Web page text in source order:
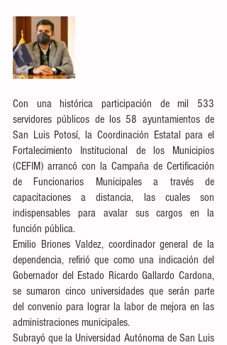
Con una histórica participación de mil 533
servidores públicos de los 58 ayuntamientos de
San Luis Potosí, la Coordinación Estatal para el
Fortalecimiento Institucional de los Municipios
(CEFIM) arrancó con la Campaña de Certificación
de Funcionarios Municipales a través de
capacitaciones a distancia, las cuales son
indispensables para avalar sus cargos en la
función pública.
Emilio Briones Valdez, coordinador general de la
dependencia, refirió que como una indicación del
Gobernador del Estado Ricardo Gallardo Cardona,
se sumaron cinco universidades que serán parte
del convenio para lograr la labor de mejora en las
administraciones municipales.
Subrayó que la Universidad Autónoma de San Luis